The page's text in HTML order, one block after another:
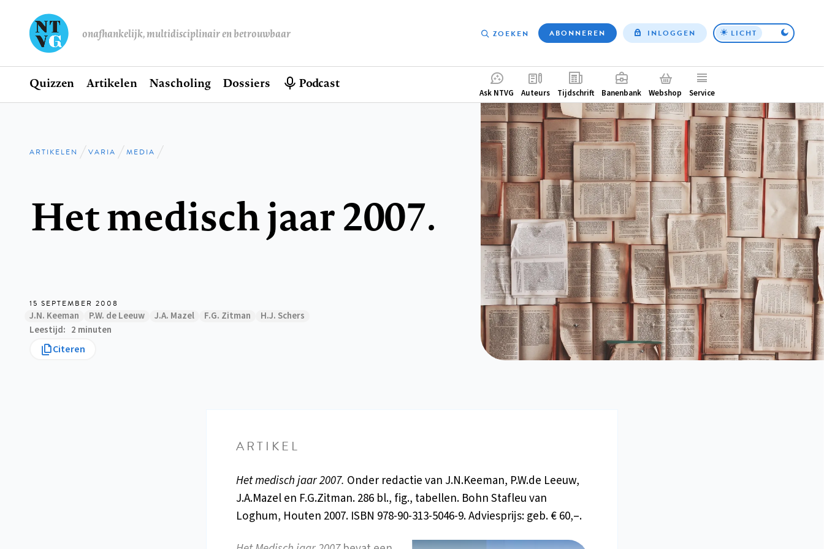
onafhankelijk, multidisciplinair en betrouwbaar
Top
ZOEKEN ABONNEREN INLOGGEN LICHT
Hoofdnavigatie
Home
Quizzen Artikelen Nascholing Dossiers Podcast
Complementair
menu
Ask NTVG Auteurs Tijdschrift Banenbank Webshop Service
Kruimelpad
ARTIKELEN VARIA MEDIA
Het medisch jaar 2007.
15 SEPTEMBER 2008
J.N. Keeman P.W. de Leeuw J.A. Mazel F.G. Zitman
H.J. Schers
Leestijd
2 minuten
Citeren
ARTIKEL
Het medisch jaar 2007. Onder redactie van J.N.Keeman, P.W.de Leeuw,
J.A.Mazel en F.G.Zitman. 286 bl., fig., tabellen. Bohn Stafleu van
Loghum, Houten 2007. ISBN 978-90-313-5046-9. Adviesprijs: geb. € 60,–.